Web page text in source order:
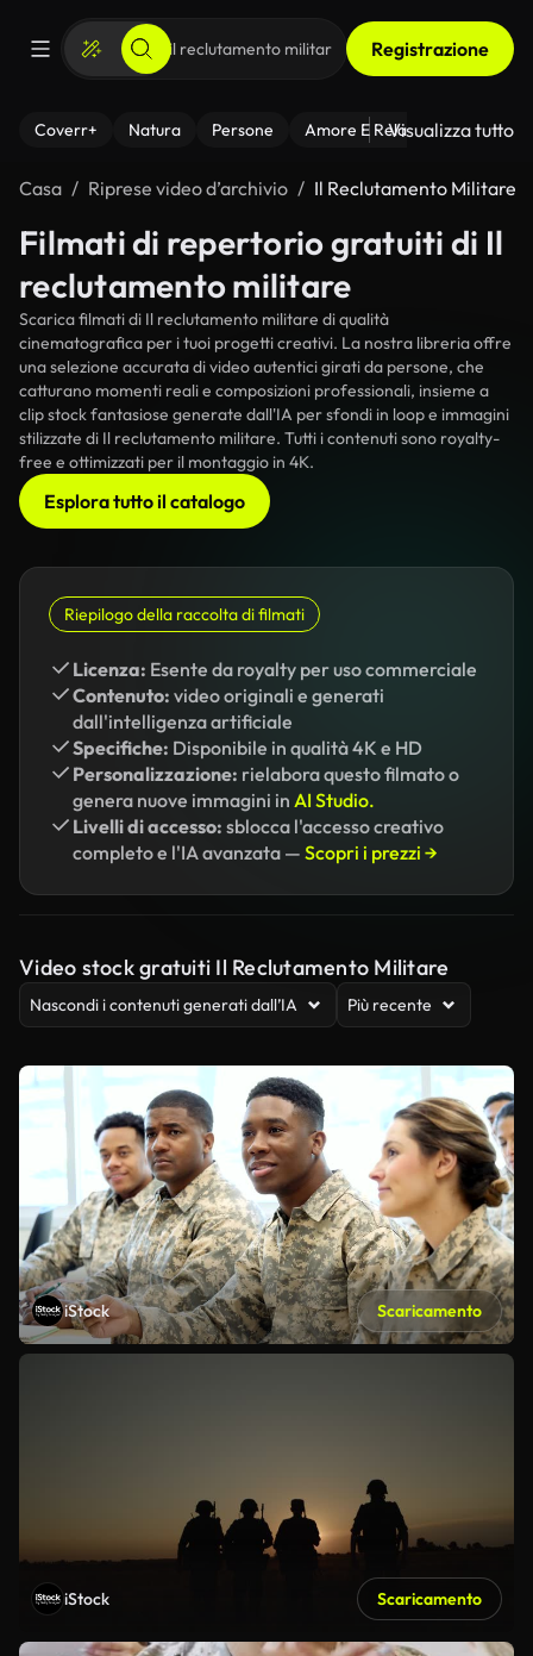
Registrazione
Coverr+ Natura Persone Amore E Relazioni Il
Visualizza tutto
Casa Riprese video d’archivio Il Reclutamento Militare
Filmati di repertorio gratuiti di Il
reclutamento militare
Scarica filmati di Il reclutamento militare di qualità
cinematografica per i tuoi progetti creativi. La nostra libreria offre
una selezione accurata di video autentici girati da persone, che
catturano momenti reali e composizioni professionali, insieme a
clip stock fantasiose generate dall'IA per sfondi in loop e immagini
stilizzate di Il reclutamento militare. Tutti i contenuti sono royalty-
free e ottimizzati per il montaggio in 4K.
Esplora tutto il catalogo
Riepilogo della raccolta di filmati
Licenza: Esente da royalty per uso commerciale
Contenuto: video originali e generati
dall'intelligenza artificiale
Specifiche: Disponibile in qualità 4K e HD
Personalizzazione: rielabora questo filmato o
genera nuove immagini in AI Studio.
Livelli di accesso: sblocca l'accesso creativo
completo e l'IA avanzata — Scopri i prezzi →
Video stock gratuiti Il Reclutamento Militare
Nascondi i contenuti generati dall’IA Più recente
iStock Scaricamento
iStock Scaricamento